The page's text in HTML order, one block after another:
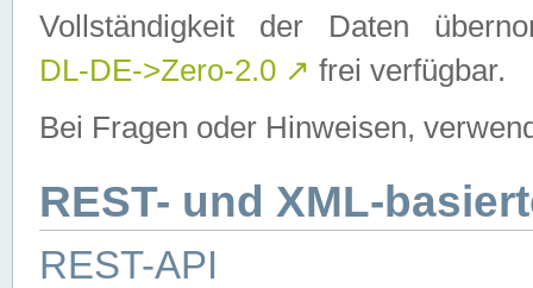
Vollständigkeit der Daten
DL-DE->Zero-2.0 ↗ frei verfügbar.
Bei Fragen oder Hinweisen,
REST- und XML-
REST-API